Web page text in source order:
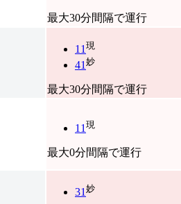
最大30分間隔で運行
11 現
41 妙
最大30分間隔で運行
11 現
最大0分間隔で運行
31 妙